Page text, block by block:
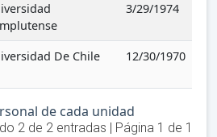
3/29/1974
De Chile 12/30/1970
de cada unidad
2de 2entradas | Página 1 de 1